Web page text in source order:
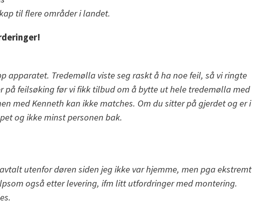
til flere områder i landet.
apparatet. Tredemølla viste seg raskt å ha noe feil, så vi ringte
på feilsøking før vi fikk tilbud om å bytte ut hele tredemølla med
med Kenneth kan ikke matches. Om du sitter på gjerdet og er i
og ikke minst personen bak.
utenfor døren siden jeg ikke var hjemme, men pga ekstremt
også etter levering, ifm litt utfordringer med montering.